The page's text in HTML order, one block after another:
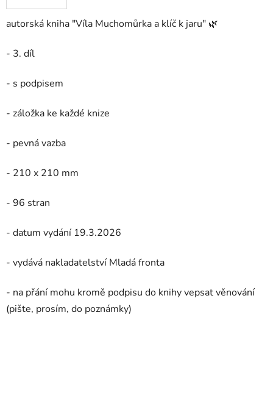
autorská kniha "Víla Muchomůrka a klíč k jaru" 🌿
- 3. díl
- s podpisem
- záložka ke každé knize
- pevná vazba
- 210 x 210 mm
- 96 stran
- datum vydání 19.3.2026
- vydává nakladatelství Mladá fronta
- na přání mohu kromě podpisu do knihy vepsat věnování
(pište, prosím, do poznámky)